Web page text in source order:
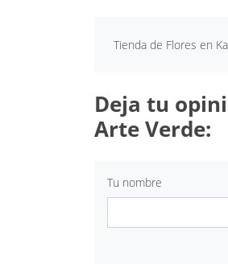
Tienda de Flores en
Deja tu
Arte Verde:
Tu nombre